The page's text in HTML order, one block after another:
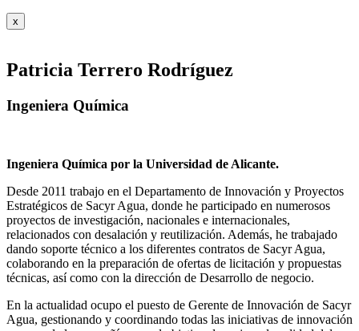
x
Patricia Terrero Rodríguez
Ingeniera Química
Ingeniera Química por la Universidad de Alicante.
Desde 2011 trabajo en el Departamento de Innovación y Proyectos
Estratégicos de Sacyr Agua, donde he participado en numerosos
proyectos de investigación, nacionales e internacionales,
relacionados con desalación y reutilización. Además, he trabajado
dando soporte técnico a los diferentes contratos de Sacyr Agua,
colaborando en la preparación de ofertas de licitación y propuestas
técnicas, así como con la dirección de Desarrollo de negocio.
En la actualidad ocupo el puesto de Gerente de Innovación de Sacyr
Agua, gestionando y coordinando todas las iniciativas de innovación